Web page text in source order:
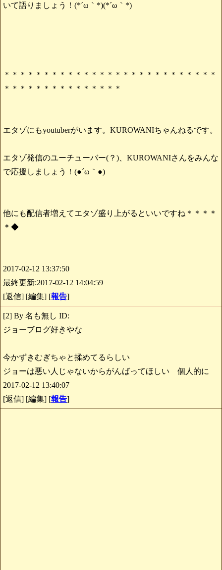
いて語りましょう！(*´ω｀*)(*´ω｀*)
＊＊＊＊＊＊＊＊＊＊＊＊＊＊＊＊＊＊＊＊＊＊＊＊＊＊＊
＊＊＊＊＊＊＊＊＊＊＊＊＊＊＊
エタゾにもyoutuberがいます。KUROWANIちゃんねるです。
エタゾ発信のユーチューバー(？)、KUROWANIさんをみんな
で応援しましょう！(●´ω｀●)
他にも配信者増えてエタゾ盛り上がるといいですね＊＊＊＊
＊◆
2017-02-12 13:37:50
最終更新:2017-02-12 14:04:59
[返信] [編集] [報告]
[2] By 名も無し ID:
ジョーブログ好きやな
今かずきむぎちゃと揉めてるらしい
ジョーは悪い人じゃないからがんばってほしい 個人的に
2017-02-12 13:40:07
[返信] [編集] [報告]